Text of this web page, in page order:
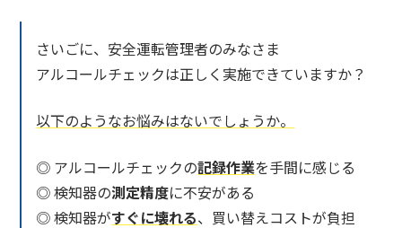
さいごに、安全運転管理者のみなさま
アルコールチェックは正しく実施できていますか？
以下のようなお悩みはないでしょうか。
◎ アルコールチェックの記録作業を手間に感じる
◎ 検知器の測定精度に不安がある
◎ 検知器がすぐに壊れる、買い替えコストが負担